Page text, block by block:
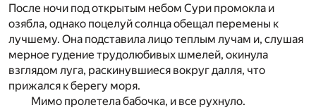
После ночи под открытым небом Сури промокла и
озябла, однако поцелуй солнца обещал перемены к
лучшему. Она подставила лицо теплым лучам и, слушая
мерное гудение трудолюбивых шмелей, окинула
взглядом луга, раскинувшиеся вокруг далля, что
прижался к берегу моря.
Мимо пролетела бабочка, и все рухнуло.